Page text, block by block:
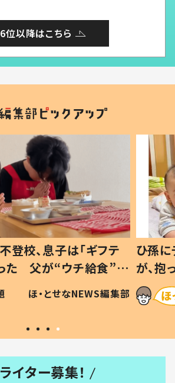
6位以降はこちら
登校、息子は「ギフテ
った 父が“ウチ給食”を
る理由とは #令和の親
ほ・とせなNEWS編集部
ひ孫
が、
「涙が
い」
ライター募集！